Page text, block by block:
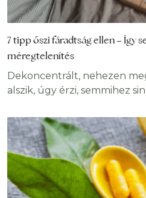
7 tipp őszi fáradtság ellen – Így
méregtelenítés
Dekoncentrált, nehezen
alszik, úgy érzi, semmihez
nem valami homályos
fáradtság
bevált módszerei.
leghatékonyabbat. Tudta,
hanem őszi fáradtság is
sokkal, de sokkal